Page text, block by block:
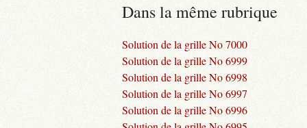
Dans la même rubrique
Solution de la grille No 7000
Solution de la grille No 6999
Solution de la grille No 6998
Solution de la grille No 6997
Solution de la grille No 6996